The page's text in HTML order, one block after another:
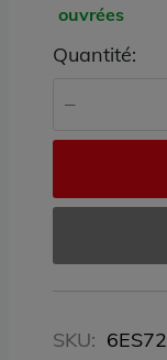
ouvrées
Quantité:
SKU: